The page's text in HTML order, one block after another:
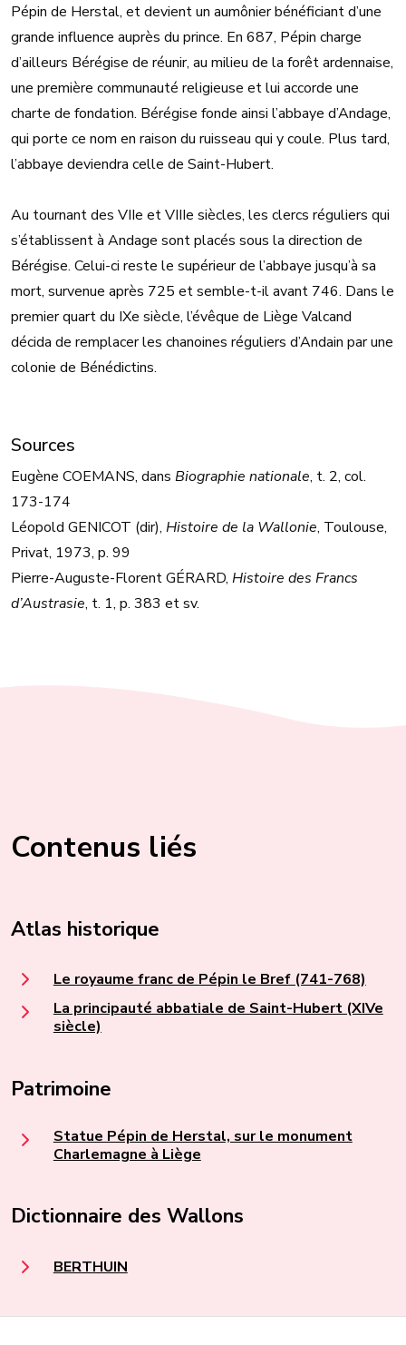
Pépin de Herstal, et devient un aumônier bénéficiant d’une
grande influence auprès du prince. En 687, Pépin charge
d’ailleurs Bérégise de réunir, au milieu de la forêt ardennaise,
une première communauté religieuse et lui accorde une
charte de fondation. Bérégise fonde ainsi l’abbaye d’Andage,
qui porte ce nom en raison du ruisseau qui y coule. Plus tard,
l’abbaye deviendra celle de Saint-Hubert.
Au tournant des VIIe et VIIIe siècles, les clercs réguliers qui
s’établissent à Andage sont placés sous la direction de
Bérégise. Celui-ci reste le supérieur de l’abbaye jusqu’à sa
mort, survenue après 725 et semble-t-il avant 746. Dans le
premier quart du IXe siècle, l’évêque de Liège Valcand
décida de remplacer les chanoines réguliers d’Andain par une
colonie de Bénédictins.
Sources
Eugène COEMANS, dans Biographie nationale, t. 2, col.
173-174
Léopold GENICOT (dir), Histoire de la Wallonie, Toulouse,
Privat, 1973, p. 99
Pierre-Auguste-Florent GÉRARD, Histoire des Francs
d’Austrasie, t. 1, p. 383 et sv.
Contenus liés
Atlas historique
Le royaume franc de Pépin le Bref (741-768)
La principauté abbatiale de Saint-Hubert (XIVe
siècle)
Patrimoine
Statue Pépin de Herstal, sur le monument
Charlemagne à Liège
Dictionnaire des Wallons
BERTHUIN